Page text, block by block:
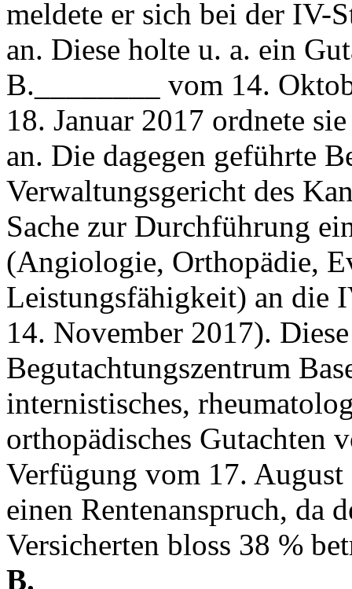
meldete er sich bei der IV-
an. Diese holte u. a. ein
B.________ vom 14.
18. Januar 2017 ordnete
an. Die dagegen geführte
Verwaltungsgericht des
Sache zur Durchführung
(Angiologie, Orthopädie,
Leistungsfähigkeit) an die
14. November 2017).
Begutachtungszentrum
internistisches,
orthopädisches
Verfügung vom 17.
einen Rentenanspruch, da
Versicherten bloss 38 %
B.